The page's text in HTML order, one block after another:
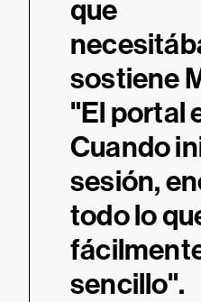
que
sostiene
"El portal
Cuando
sesión,
todo lo
sencillo".